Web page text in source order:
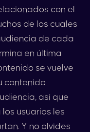
con el
de los cuales
de cada
en última
se vuelve
contenido
así que
usuarios les
Y no olvides